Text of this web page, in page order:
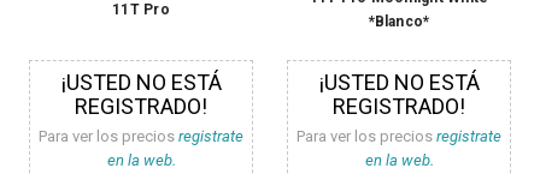
11T Pro
¡USTED NO ESTÁ
REGISTRADO!
Para ver los precios registrate
en la web.
*Blanco*
¡USTED NO ESTÁ
REGISTRADO!
Para ver los precios registrate
en la web.